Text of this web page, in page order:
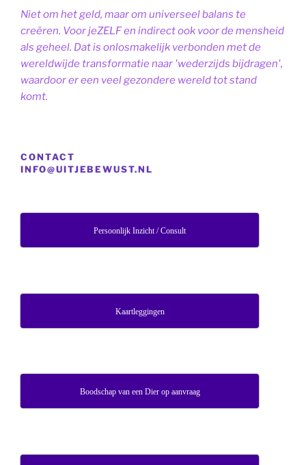
Niet om het geld, maar om universeel balans te
creëren. Voor jeZELF en indirect ook voor de mensheid
als geheel. Dat is onlosmakelijk verbonden met de
wereldwijde transformatie naar 'wederzijds bijdragen',
waardoor er een veel gezondere wereld tot stand
komt.
CONTACT
INFO@UITJEBEWUST.NL
Persoonlijk Inzicht / Consult
Kaartleggingen
Boodschap van een Dier op aanvraag